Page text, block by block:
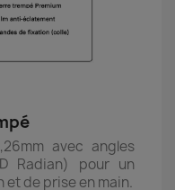
avec angles
Radian) pour un
et de prise en main.